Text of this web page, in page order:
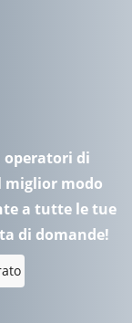
operatori di
modo
a tutte le tue
di domande!